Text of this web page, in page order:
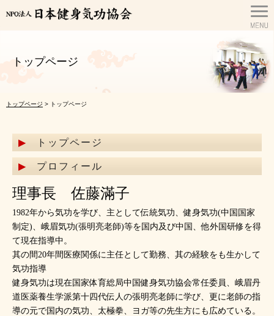
トップページ
トップページ > トップページ
トップページ
プロフィール
理事長 佐藤滿子
1982年から気功を学び、主として伝統気功、健身気功(中国国家
制定)、峨眉気功(張明亮老師)等を国内及び中国、他外国研修を得
て現在指導中。
其の間20年間医療関係に主任として勤務、其の経験をも生かして
気功指導
健身気功は現在国家体育総局中国健身気功協会常任委員、峨眉丹
道医薬養生学派第十四代伝人の張明亮老師に学び、更に老師の指
導の元で国内の気功、太極拳、ヨガ等の先生方にも広めている。